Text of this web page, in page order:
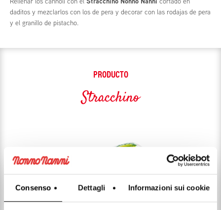
Consenso Dettagli Informazioni sui cookie
daditos y mezclarlos con los de pera y decorar con las rodajas de pera
y el granillo de pistacho.
PRODUCTO
Stracchino